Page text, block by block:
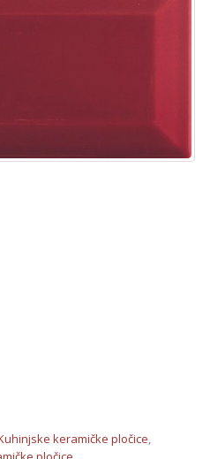
keramičke pločice,